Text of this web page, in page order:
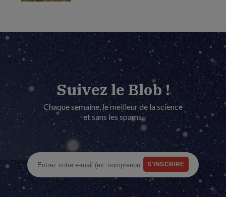
Suivez le Blob !
Chaque semaine, le meilleur de la science
et sans les spams.